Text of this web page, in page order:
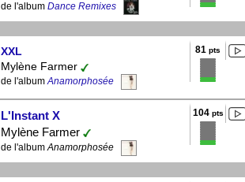
de l'album Dance Remixes
XXL
Mylène Farmer
de l'albumAnamorphosée
81 pts
L'Instant X
Mylène Farmer
de l'albumAnamorphosée
104pts